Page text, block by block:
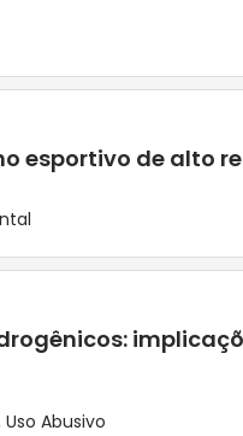
esportivo de alto
Uso Abusivo